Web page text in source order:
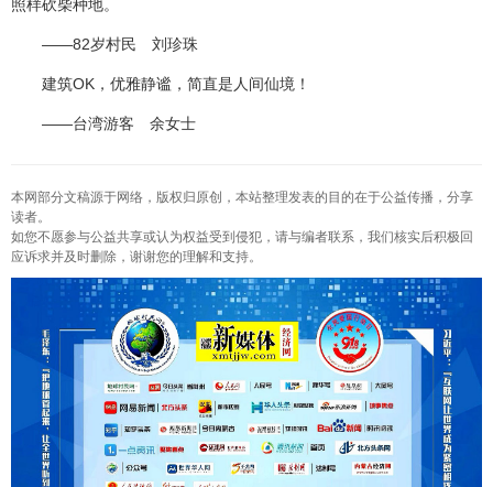
照样砍柴种地。
——82岁村民 刘珍珠
建筑OK，优雅静谧，简直是人间仙境！
——台湾游客 余女士
本网部分文稿源于网络，版权归原创，本站整理发表的目的在于公益传播，分享
读者。
如您不愿参与公益共享或认为权益受到侵犯，请与编者联系，我们核实后积极回
应诉求并及时删除，谢谢您的理解和支持。